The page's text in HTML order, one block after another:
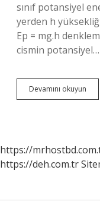
sınıf potansiyel
yerden h
Ep = mg.h
cismin potansiyel…
Devamını okuyun
Enerji
https://
https://deh.com.tr